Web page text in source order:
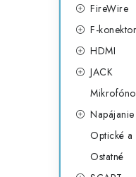
FireWire
F-
HDMI
JACK
Napájanie
Optické
Ostatné